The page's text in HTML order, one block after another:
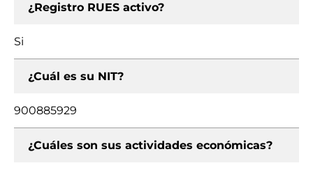
¿Registro RUES activo?
Si
¿Cuál es su NIT?
900885929
¿Cuáles son sus actividades económicas?